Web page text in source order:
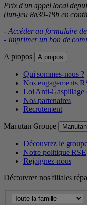
Prix d'un appel local
(lun-jeu 8h30-18h en
- Accéder au formulaire
- Imprimer un bon de
A propos A propos
Qui sommes-nous ?
Nos engagements
Loi Anti-Gaspillage
Nos partenaires
Recrutement
Manutan Groupe
Découvrez le groupe
Notre politique RSE
Rejoignez-nous
Découvrez nos filiales